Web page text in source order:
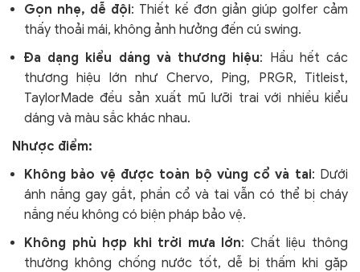
Gọn nhẹ, dễ đội: Thiết kế đơn giản giúp golfer cảm
thấy thoải mái, không ảnh hưởng đến cú swing.
Đa dạng kiểu dáng và thương hiệu: Hầu hết các
thương hiệu lớn như Chervo, Ping, PRGR, Titleist,
TaylorMade đều sản xuất mũ lưỡi trai với nhiều kiểu
dáng và màu sắc khác nhau.
Nhược điểm:
Không bảo vệ được toàn bộ vùng cổ và tai: Dưới
ánh nắng gay gắt, phần cổ và tai vẫn có thể bị cháy
nắng nếu không có biện pháp bảo vệ.
Không phù hợp khi trời mưa lớn: Chất liệu thông
thường không chống nước tốt, dễ bị thấm khi gặp